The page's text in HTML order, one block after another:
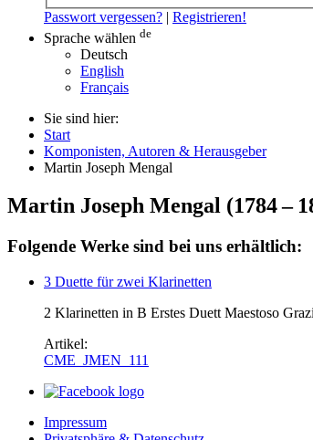
Passwort vergessen? | Registrieren!
Sprache wählen de
Deutsch
English
Français
Sie sind hier:
Start
Komponisten, Autoren & Herausgeber
Martin Joseph Mengal
Martin Joseph Mengal (1784–
Folgende Werke sind bei uns erhältlich:
3 Duette für zwei Klarinetten
2 Klarinetten in B Erstes Duett Maestoso
Artikel:
CME_JMEN_111
Impressum